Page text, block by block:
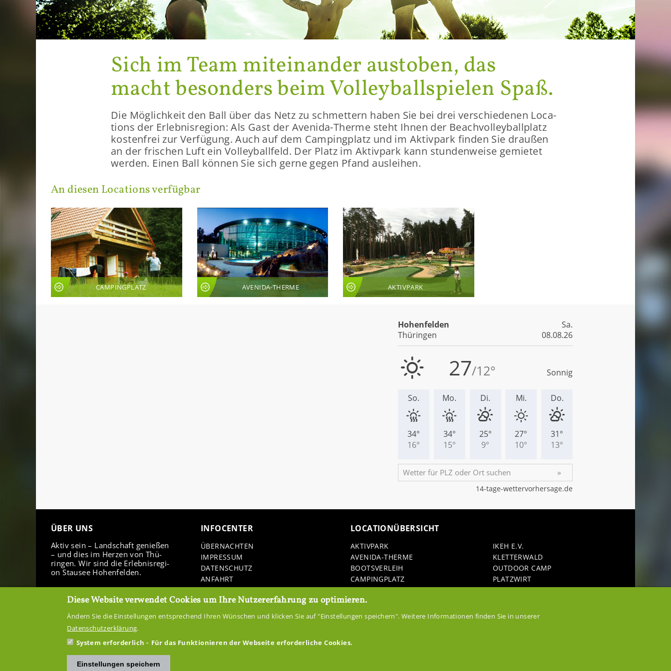
Sich im Team mit­ein­an­der aus­to­ben, das
macht be­son­ders beim Vol­ley­ball­spie­len Spaß.
Die Mög­lich­keit den Ball über das Netz zu schmet­tern haben Sie bei drei ver­schie­de­nen Lo­ca­
ti­ons der Er­leb­nis­re­gi­on: Als Gast der Avenida-​Therme steht Ihnen der Beach­vol­ley­ball­platz
kos­ten­frei zur Ver­fü­gung. Auch auf dem Cam­ping­platz und im Ak­tiv­park fin­den Sie drau­ßen
an der fri­schen Luft ein Vol­ley­ball­feld. Der Platz im Ak­tiv­park kann stun­den­wei­se ge­mie­tet
wer­den. Einen Ball kön­nen Sie sich gerne gegen Pfand aus­lei­hen.
An die­sen Lo­ca­ti­ons ver­füg­bar
CAMPINGPLATZ AVENIDA-THERME AKTIVPARK
ÜBER UNS
Aktiv sein – Land­schaft ge­nie­ßen
– und dies im Her­zen von Thü­
rin­gen. Wir sind die Er­leb­nis­re­gi­
on Stau­see Ho­hen­fel­den.
IN­FO­CEN­TER
ÜBER­NACH­TEN
IM­PRES­SUM
DA­TEN­SCHUTZ
AN­FAHRT
DOWN­LOADS
LO­CA­TIONÜBER­SICHT
AK­TIV­PARK
AVENIDA-​THERME
BOOTS­VER­LEIH
CAM­PING­PLATZ
ER­FURT
ER­LEB­NIS­REI­TEN HO­HEN­FEL­DEN
FI­SCHE­REI STED­TE­NER MÜHLE
FREI­LICHT­MU­SE­UM HO­HEN­FEL­DEN
HANS AM SEE
IKEH E.V.
KLET­TER­WALD
OUT­DOOR CAMP
PLATZ­WIRT
SEE­GAR­TEN HO­HEN­FEL­DEN
STAU­SEE HO­HEN­FEL­DEN
Diese Website verwendet Cookies um Ihre Nutzererfahrung zu optimieren.
Ändern Sie die Einstellungen entsprechend Ihren Wünschen und klicken Sie auf "Einstellungen speichern". Weitere Informationen finden Sie in unserer
Datenschutzerklärung.
System erforderlich
Für das Funktionieren der Webseite erforderliche Cookies.
Einstellungen speichern